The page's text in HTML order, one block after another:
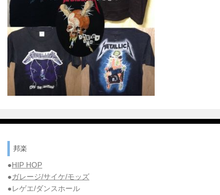
邦楽
●HIP HOP
●ガレージ/サイケ/モッズ
●レゲエ/ダンスホール